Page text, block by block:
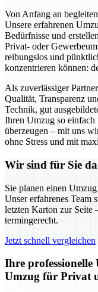
Von Anfang an
Unsere erfahrenen
Bedürfnisse und
Privat- oder
reibungslos und
konzentrieren können:
Als zuverlässiger
Qualität, Transparenz
Technik, gut
Ihren Umzug so einfach
überzeugen – mit uns
ohne Stress und mit
Wir sind für Sie da
Sie planen einen
Unser erfahrenes Team
letzten Karton zur Seite
termingerecht.
Jetzt schnell vergleichen
Ihre professionelle
Umzug für Privat